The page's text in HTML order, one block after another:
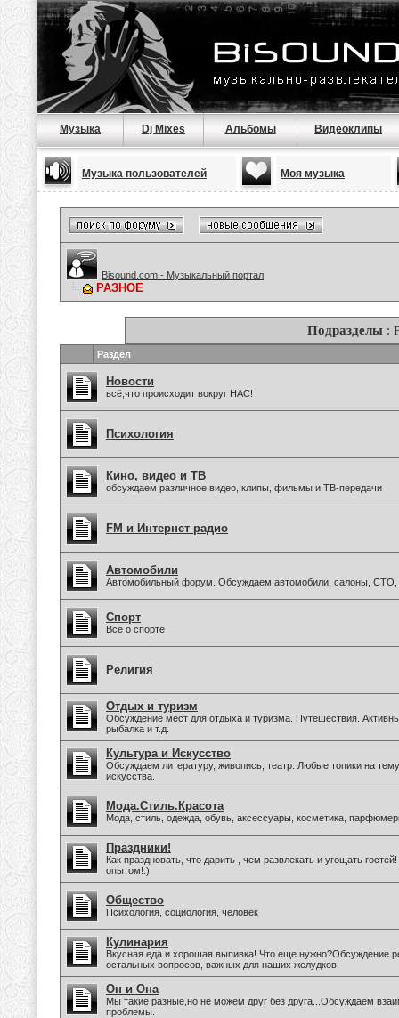
Музыка Dj Mixes Альбомы Видеоклипы
Музыка пользователей Моя музыка
Bisound.com - Музыкальный портал
РАЗНОЕ
Подразделы :
Раздел
Новости
всё,что происходит вокруг НАС!
Психология
Кино, видео и ТВ
обсуждаем различное видео, клипы, фильмы и ТВ-передачи
FM и Интернет радио
Автомобили
Автомобильный форум. Обсуждаем автомобили, салоны, СТО,
Спорт
Всё о спорте
Религия
Отдых и туризм
Обсуждение мест для отдыха и туризма. Путешествия.
рыбалка и т.д.
Культура и Искусство
Обсуждаем литературу, живопись, театр. Любые топики на
искусства.
Мода.Стиль.Красота
Мода, стиль, одежда, обувь, аксессуары, косметика,
Праздники!
Как праздновать, что дарить , чем развлекать и угощать
опытом!:)
Общество
Психология, социология, человек
Кулинария
Вкусная еда и хорошая выпивка! Что еще нужно?Обсуждение
остальных вопросов, важных для наших желудков.
Он и Она
Мы такие разные,но не можем друг без друга...Обсуждаем
проблемы.